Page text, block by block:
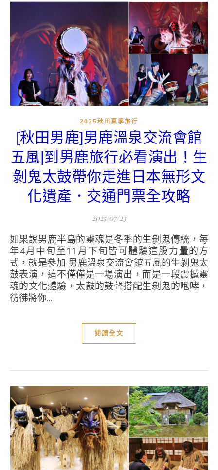
2025秋田夏季旅行
[秋田男鹿]男鹿溫泉交流會館
五風|到男鹿旅行必看演出！生
剝鬼太鼓帶你走進日本無形文
化遺產．交通門票全攻略
2025/07/23
如果說男鹿半島的靈魂是冬季的生剝鬼傳統，每
年4月中旬至11月下旬皆可體驗這股力量的方
式，就是參加 男鹿溫泉交流會館五風的生剝鬼太
鼓表演，這不僅僅是一場演出，而是一段震撼靈
魂的文化體驗，太鼓的鼓聲搭配生剝鬼的咆哮，
彷彿將你...
閱讀全文